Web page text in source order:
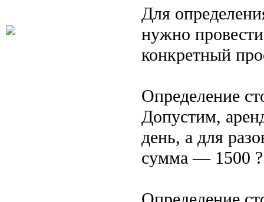
Для
нужно
конкретный
Определение
Допустим,
день, а для
сумма — 1500